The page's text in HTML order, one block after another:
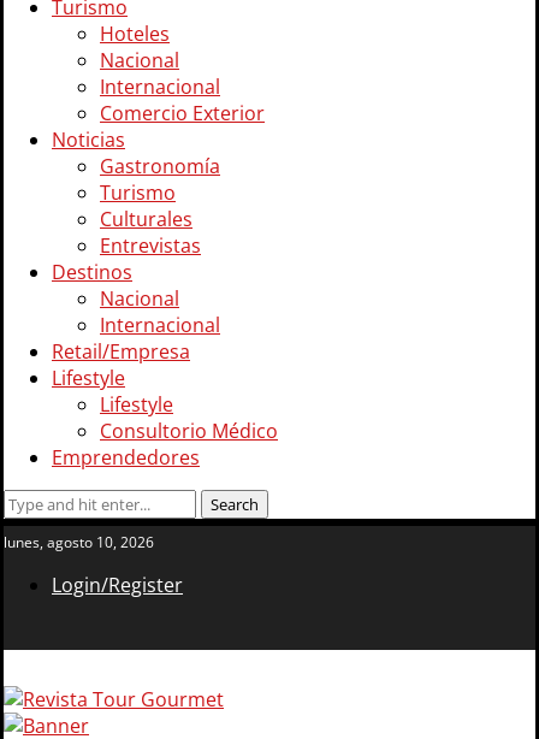
Turismo
Hoteles
Nacional
Internacional
Comercio Exterior
Noticias
Gastronomía
Turismo
Culturales
Entrevistas
Destinos
Nacional
Internacional
Retail/Empresa
Lifestyle
Lifestyle
Consultorio Médico
Emprendedores
lunes, agosto 10, 2026
Login/Register